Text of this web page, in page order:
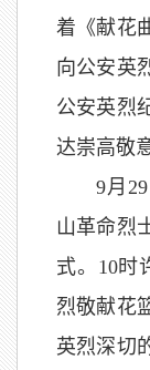
着《献花
向公安英
公安英烈
达崇高敬
9月
山革命烈
式。10时
烈敬献花
英烈深切